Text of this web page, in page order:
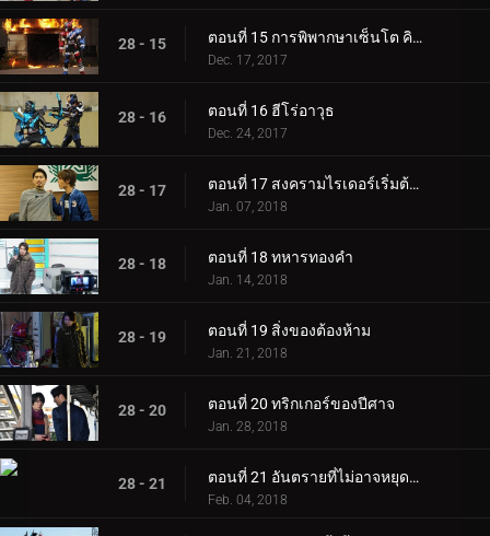
28 - 15 ตอนที่ 15 การพิพากษาเซ็นโต คิริว!
Dec. 17, 2017
28 - 16 ตอนที่ 16 ฮีโร่อาวุธ
Dec. 24, 2017
28 - 17 ตอนที่ 17 สงครามไรเดอร์เริ่มต้นขึ้น
Jan. 07, 2018
28 - 18 ตอนที่ 18 ทหารทองคำ
Jan. 14, 2018
28 - 19 ตอนที่ 19 สิ่งของต้องห้าม
Jan. 21, 2018
28 - 20 ตอนที่ 20 ทริกเกอร์ของปีศาจ
Jan. 28, 2018
28 - 21 ตอนที่ 21 อันตรายที่ไม่อาจหยุดยั้งได้
Feb. 04, 2018